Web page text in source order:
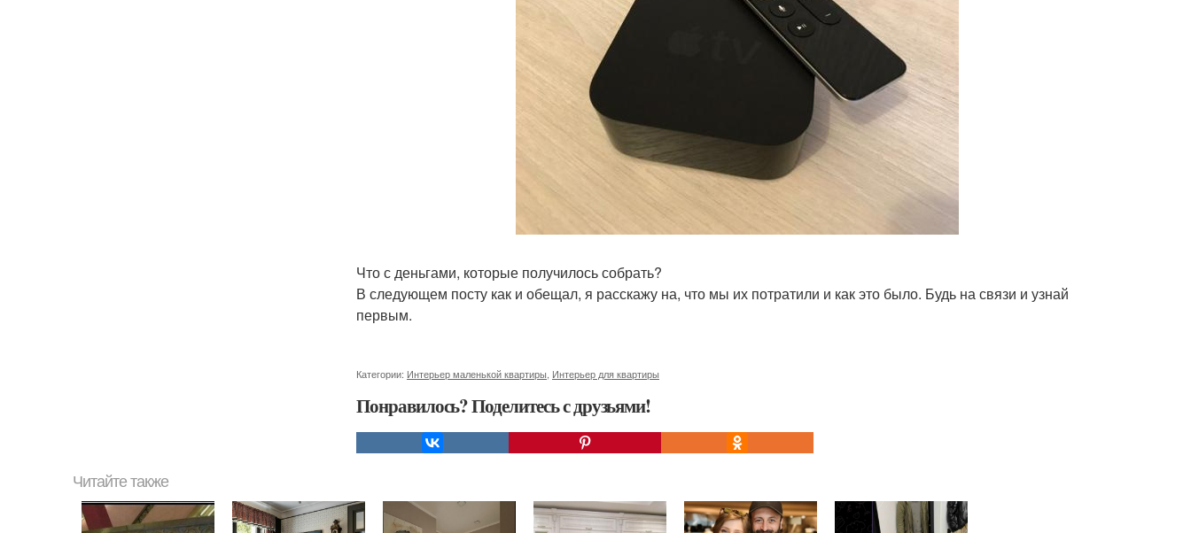
Что с деньгами, которые получилось собрать?
В следующем посту как и обещал, я расскажу на, что мы их потратили и как это было. Будь на связи и узнай
первым.
Категории: Интерьер маленькой квартиры Интерьер для квартиры
Понравилось? Поделитесь с друзьями!
Читайте также